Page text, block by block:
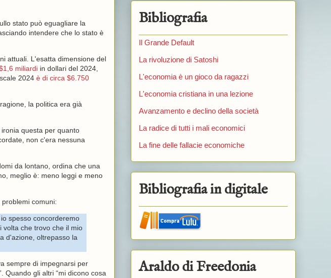
stato può eguagliare la
intendere che lo stato è
attuali. L'esatta dimensione del
miliardiin dollari del 2024,
2024 è di circa $6.750
la politica era già
questa per quanto
non c'era nessuna
da lontano, ordina che una
meglio è: meno leggi e meno
comuni:
spesso concorderemo
che trovo che il mio
d'azione, oltrepasso la
sempre di impegnarsi per
Quando gli altri “mi dicono cosa
Bibliografia
Il Grande Default
La rivoluzione di Satoshi
L'economia è un gioco da ragazzi
L'economia cristiana in una lezione
Avanzamento e declino della società
La radice di tutti i mali economici
La fine delle fallacie economiche
Bibliografia in digitale
Araldo di Freedonia